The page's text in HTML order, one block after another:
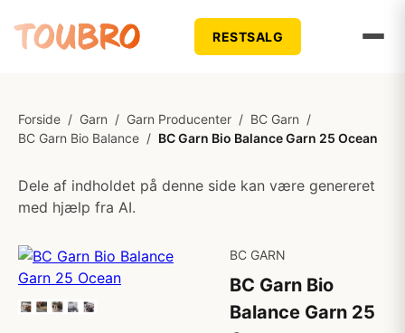
RESTSALG
Forside / Garn / Garn Producenter / BC Garn /
BC Garn Bio Balance / BC Garn Bio Balance Garn 25 Ocean
Dele af indholdet på denne side kan være genereret
med hjælp fra AI.
BC GARN
BC Garn Bio
Balance Garn 25